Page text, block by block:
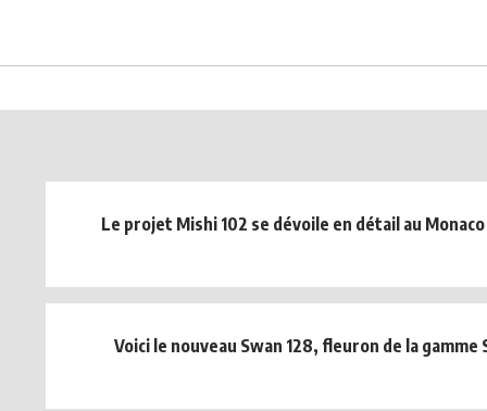
Le projet Mishi 102 se dévoile en détail au
Voici le nouveau Swan 128, fleuron de la gamme